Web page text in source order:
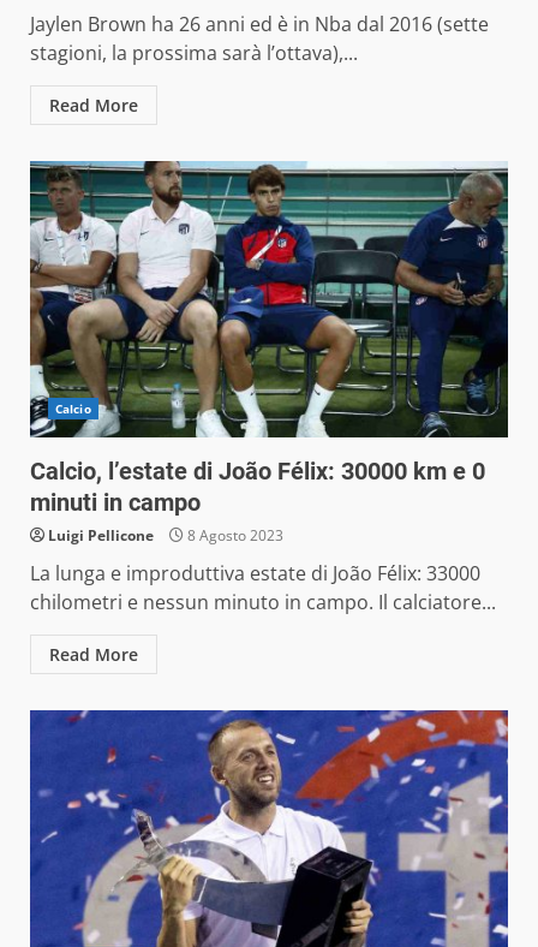
Jaylen Brown ha 26 anni ed è in Nba dal 2016 (sette
stagioni, la prossima sarà l’ottava),...
Read More
Calcio
Calcio, l’estate di João Félix: 30000 km e 0
minuti in campo
Luigi Pellicone 8 Agosto 2023
La lunga e improduttiva estate di João Félix: 33000
chilometri e nessun minuto in campo. Il calciatore...
Read More